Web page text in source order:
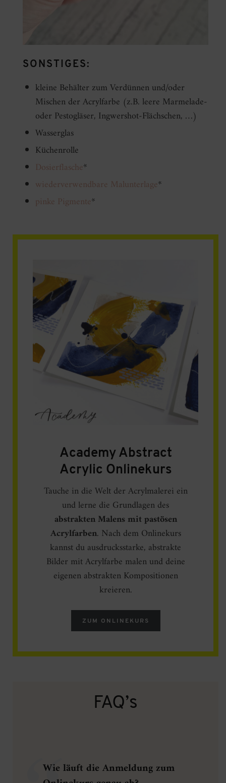
SONSTIGES:
kleine Behälter zum Verdünnen und/oder
Mischen der Acrylfarbe (z.B. leere Marmelade-
oder Pestogläser, Ingwershot-Flächschen, …)
Wasserglas
Küchenrolle
Dosierflasche*
wiederverwendbare Malunterlage*
pinke Pigmente*
Academy Abstract
Acrylic Onlinekurs
Tauche in die Welt der Acrylmalerei ein
und lerne die Grundlagen des
abstrakten Malens mit pastösen
Acrylfarben. Nach dem Onlinekurs
kannst du ausdrucksstarke, abstrakte
Bilder mit Acrylfarbe malen und deine
eigenen abstrakten Kompositionen
kreieren.
ZUM ONLINEKURS
FAQ’s
Wie läuft die Anmeldung zum